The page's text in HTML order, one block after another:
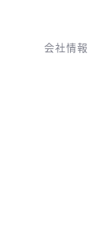
会社情報